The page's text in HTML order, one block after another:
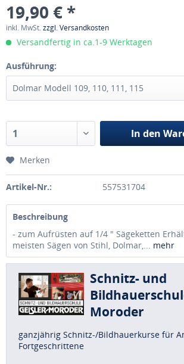
19,90 € *
inkl. MwSt.zzgl. Versandkosten
Versandfertig in ca.1-9 Werktagen
Ausführung:
In den
Merken
Artikel-Nr.: 557531704
Beschreibung
- zum Aufrüsten auf 1/4 " Sägeketten
meisten Sägen von Stihl, Dolmar,... mehr
Schnitz- und
Moroder
ganzjährig Schnitz-/Bildhauerkurse für
Fortgeschrittene